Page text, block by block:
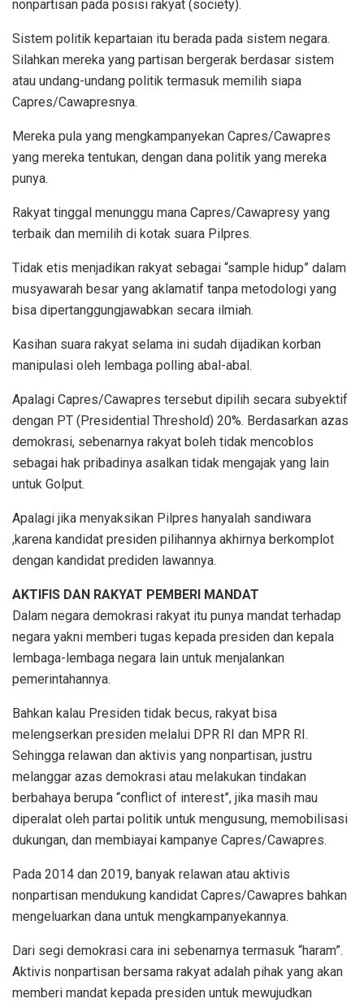
nonpartisan pada posisi rakyat (society).
Sistem politik kepartaian itu berada pada sistem negara.
Silahkan mereka yang partisan bergerak berdasar sistem
atau undang-undang politik termasuk memilih siapa
Capres/Cawapresnya.
Mereka pula yang mengkampanyekan Capres/Cawapres
yang mereka tentukan, dengan dana politik yang mereka
punya.
Rakyat tinggal menunggu mana Capres/Cawapresy yang
terbaik dan memilih di kotak suara Pilpres.
Tidak etis menjadikan rakyat sebagai “sample hidup” dalam
musyawarah besar yang aklamatif tanpa metodologi yang
bisa dipertanggungjawabkan secara ilmiah.
Kasihan suara rakyat selama ini sudah dijadikan korban
manipulasi oleh lembaga polling abal-abal.
Apalagi Capres/Cawapres tersebut dipilih secara subyektif
dengan PT (Presidential Threshold) 20%. Berdasarkan azas
demokrasi, sebenarnya rakyat boleh tidak mencoblos
sebagai hak pribadinya asalkan tidak mengajak yang lain
untuk Golput.
Apalagi jika menyaksikan Pilpres hanyalah sandiwara
,karena kandidat presiden pilihannya akhirnya berkomplot
dengan kandidat prediden lawannya.
AKTIFIS DAN RAKYAT PEMBERI MANDAT
Dalam negara demokrasi rakyat itu punya mandat terhadap
negara yakni memberi tugas kepada presiden dan kepala
lembaga-lembaga negara lain untuk menjalankan
pemerintahannya.
Bahkan kalau Presiden tidak becus, rakyat bisa
melengserkan presiden melalui DPR RI dan MPR RI.
Sehingga relawan dan aktivis yang nonpartisan, justru
melanggar azas demokrasi atau melakukan tindakan
berbahaya berupa “conflict of interest”, jika masih mau
diperalat oleh partai politik untuk mengusung, memobilisasi
dukungan, dan membiayai kampanye Capres/Cawapres.
Pada 2014 dan 2019, banyak relawan atau aktivis
nonpartisan mendukung kandidat Capres/Cawapres bahkan
mengeluarkan dana untuk mengkampanyekannya.
Dari segi demokrasi cara ini sebenarnya termasuk “haram”.
Aktivis nonpartisan bersama rakyat adalah pihak yang akan
memberi mandat kepada presiden untuk mewujudkan